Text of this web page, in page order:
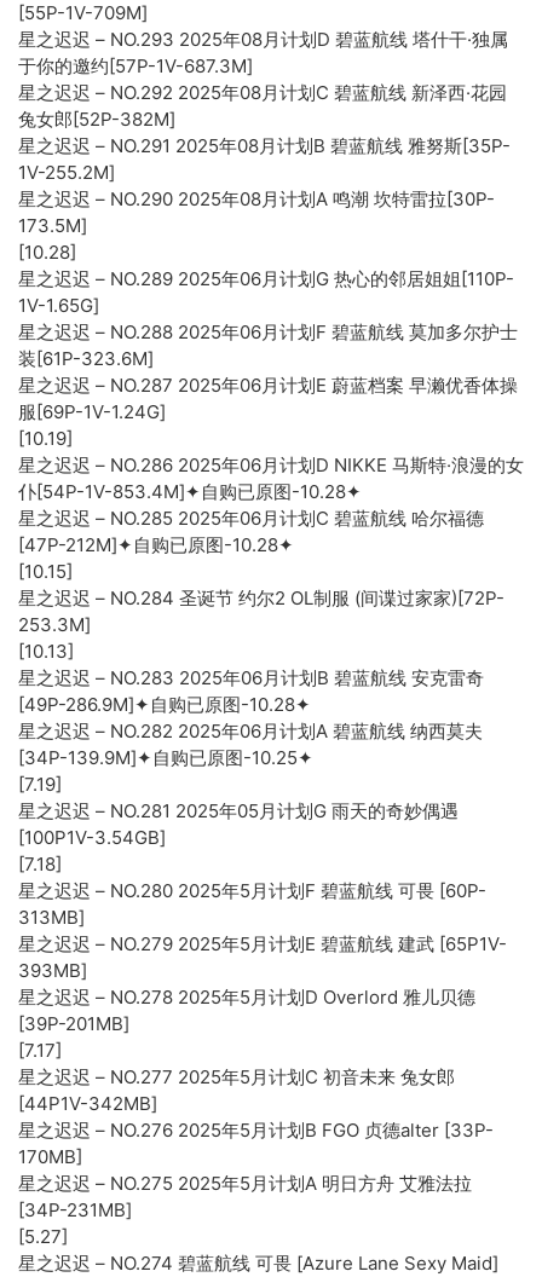
[55P-1V-709M]
星之迟迟 – NO.293 2025年08月计划D 碧蓝航线 塔什干·独属
于你的邀约[57P-1V-687.3M]
星之迟迟 – NO.292 2025年08月计划C 碧蓝航线 新泽西·花园
兔女郎[52P-382M]
星之迟迟 – NO.291 2025年08月计划B 碧蓝航线 雅努斯[35P-
1V-255.2M]
星之迟迟 – NO.290 2025年08月计划A 鸣潮 坎特雷拉[30P-
173.5M]
[10.28]
星之迟迟 – NO.289 2025年06月计划G 热心的邻居姐姐[110P-
1V-1.65G]
星之迟迟 – NO.288 2025年06月计划F 碧蓝航线 莫加多尔护士
装[61P-323.6M]
星之迟迟 – NO.287 2025年06月计划E 蔚蓝档案 早濑优香体操
服[69P-1V-1.24G]
[10.19]
星之迟迟 – NO.286 2025年06月计划D NIKKE 马斯特·浪漫的女
仆[54P-1V-853.4M]✦自购已原图-10.28✦
星之迟迟 – NO.285 2025年06月计划C 碧蓝航线 哈尔福德
[47P-212M]✦自购已原图-10.28✦
[10.15]
星之迟迟 – NO.284 圣诞节 约尔2 OL制服 (间谍过家家)[72P-
253.3M]
[10.13]
星之迟迟 – NO.283 2025年06月计划B 碧蓝航线 安克雷奇
[49P-286.9M]✦自购已原图-10.28✦
星之迟迟 – NO.282 2025年06月计划A 碧蓝航线 纳西莫夫
[34P-139.9M]✦自购已原图-10.25✦
[7.19]
星之迟迟 – NO.281 2025年05月计划G 雨天的奇妙偶遇
[100P1V-3.54GB]
[7.18]
星之迟迟 – NO.280 2025年5月计划F 碧蓝航线 可畏 [60P-
313MB]
星之迟迟 – NO.279 2025年5月计划E 碧蓝航线 建武 [65P1V-
393MB]
星之迟迟 – NO.278 2025年5月计划D Overlord 雅儿贝德
[39P-201MB]
[7.17]
星之迟迟 – NO.277 2025年5月计划C 初音未来 兔女郎
[44P1V-342MB]
星之迟迟 – NO.276 2025年5月计划B FGO 贞德alter [33P-
170MB]
星之迟迟 – NO.275 2025年5月计划A 明日方舟 艾雅法拉
[34P-231MB]
[5.27]
星之迟迟 – NO.274 碧蓝航线 可畏 [Azure Lane Sexy Maid]